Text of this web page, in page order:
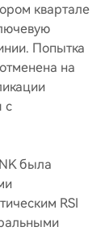
квартале
Попытка
на
с
была
RSI